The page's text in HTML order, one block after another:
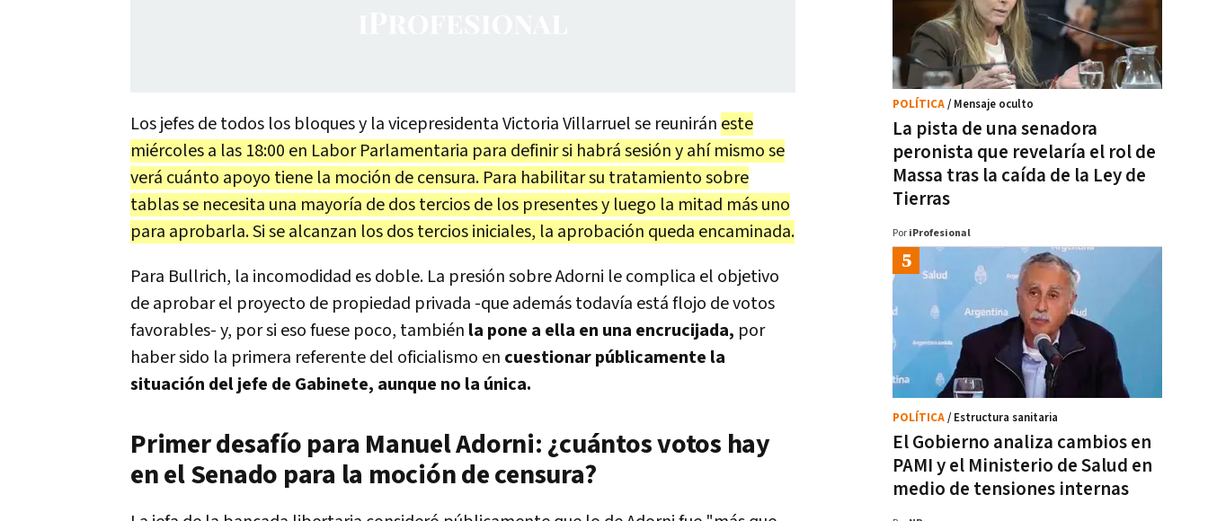
Los jefes de todos los bloques y la vicepresidenta Victoria Villarruel se reunirán este
miércoles a las 18:00 en Labor Parlamentaria para definir si habrá sesión y ahí mismo se
verá cuánto apoyo tiene la moción de censura. Para habilitar su tratamiento sobre
tablas se necesita una mayoría de dos tercios de los presentes y luego la mitad más uno
para aprobarla. Si se alcanzan los dos tercios iniciales, la aprobación queda encaminada.
Para Bullrich, la incomodidad es doble. La presión sobre Adorni le complica el objetivo
de aprobar el proyecto de propiedad privada -que además todavía está flojo de votos
favorables- y, por si eso fuese poco, también la pone a ella en una encrucijada, por
haber sido la primera referente del oficialismo en cuestionar públicamente la
situación del jefe de Gabinete, aunque no la única.
Primer desafío para Manuel Adorni: ¿cuántos votos hay
en el Senado para la moción de censura?
La pista de una senadora
peronista que revelaría el rol de
Massa tras la caída de la Ley de
Tierras
POLÍTICA/ Mensaje oculto
Por iProfesional
El Gobierno analiza cambios en
PAMI y el Ministerio de Salud en
medio de tensiones internas
POLÍTICA/ Estructura sanitaria